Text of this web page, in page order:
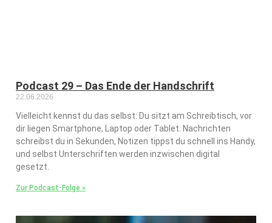
Podcast 29 – Das Ende der Handschrift
22.06.2026
Vielleicht kennst du das selbst: Du sitzt am Schreibtisch, vor
dir liegen Smartphone, Laptop oder Tablet. Nachrichten
schreibst du in Sekunden, Notizen tippst du schnell ins Handy,
und selbst Unterschriften werden inzwischen digital
gesetzt.
Zur Podcast-Folge »